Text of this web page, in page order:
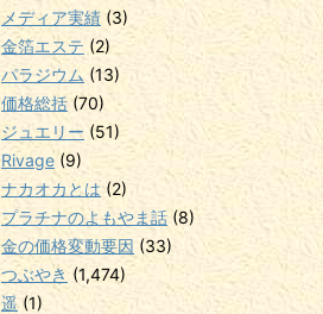
メディア実績 (3)
金箔エステ (2)
パラジウム (13)
価格総括 (70)
ジュエリー (51)
Rivage (9)
ナカオカとは(2)
プラチナのよもやま話 (8)
金の価格変動要因 (33)
つぶやき (1,474)
遥 (1)